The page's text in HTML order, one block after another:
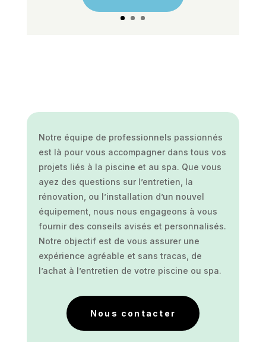
Notre équipe de professionnels passionnés
est là pour vous accompagner dans tous vos
projets liés à la piscine et au spa. Que vous
ayez des questions sur l’entretien, la
rénovation, ou l’installation d’un nouvel
équipement, nous nous engageons à vous
fournir des conseils avisés et personnalisés.
Notre objectif est de vous assurer une
expérience agréable et sans tracas, de
l’achat à l’entretien de votre piscine ou spa.
Nous contacter